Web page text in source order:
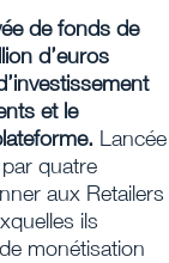
de fonds de
d’euros
et le
Lancée
quatre
aux Retailers
ils
monétisation